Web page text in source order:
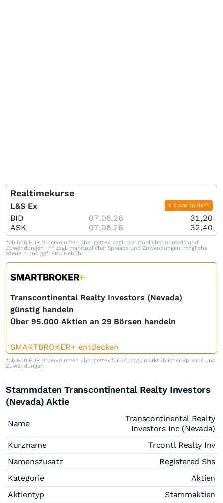
Realtimekurse
L&S Ex 4 € pro Trade**
BID 07.08.26
31,20
ASK
07.08.26 32,40
*ab 500 EUR Ordervolumen über gettex, zzgl. marktüblicher Spreads und
Zuwendungen | ** zzgl. marktüblicher Spreads und Zuwendungen, mögliche
Steuern und ggf. SEC Gebühr
Transcontinental Realty Investors (Nevada)
günstig handeln
Über 95.000 Aktien an 29 Börsen handeln
SMARTBROKER+ entdecken
*ab 500 EUR Ordervolumen über gettex für 0€, zzgl. marktüblicher Spreads und
Zuwendungen
Stammdaten Transcontinental Realty Investors
(Nevada) Aktie
Name
Transcontinental Realty
Investors Inc (Nevada)
Kurzname
Trcontl Realty Inv
Namenszusatz
Registered Shs
Kategorie
Aktien
Aktientyp
Stammaktien